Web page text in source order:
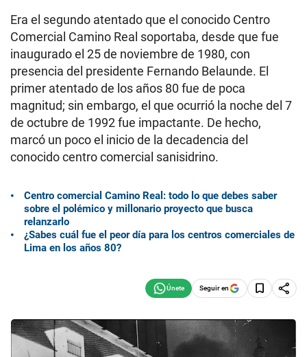
Era el segundo atentado que el conocido Centro
Comercial Camino Real soportaba, desde que fue
inaugurado el 25 de noviembre de 1980, con
presencia del presidente Fernando Belaunde. El
primer atentado de los años 80 fue de poca
magnitud; sin embargo, el que ocurrió la noche del 7
de octubre de 1992 fue impactante. De hecho,
marcó un poco el inicio de la decadencia del
conocido centro comercial sanisidrino.
Centro comercial Camino Real: todo lo que debes saber
sobre el polémico y millonario proyecto que busca
relanzarlo
¿Sabes cuál fue el peor día para los centros comerciales de
Lima en los años 80?
Seguir en